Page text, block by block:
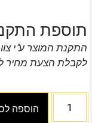
תוספת
התקנת המוצר ע"י
לקבלת הצעת מחיר
הוספה